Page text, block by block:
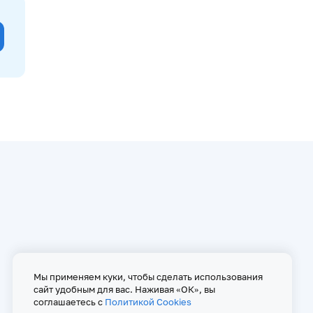
Мы применяем куки, чтобы сделать использования
сайт удобным для вас. Наживая «ОК», вы
соглашаетесь с Политикой Cookies